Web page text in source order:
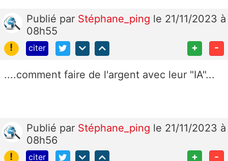
Publié par Stéphane_ping le 21/11/2023 à
08h55
!
citer + -
....comment faire de l'argent avec leur "IA"...
Publié par Stéphane_ping le 21/11/2023 à
08h56
!
citer + -